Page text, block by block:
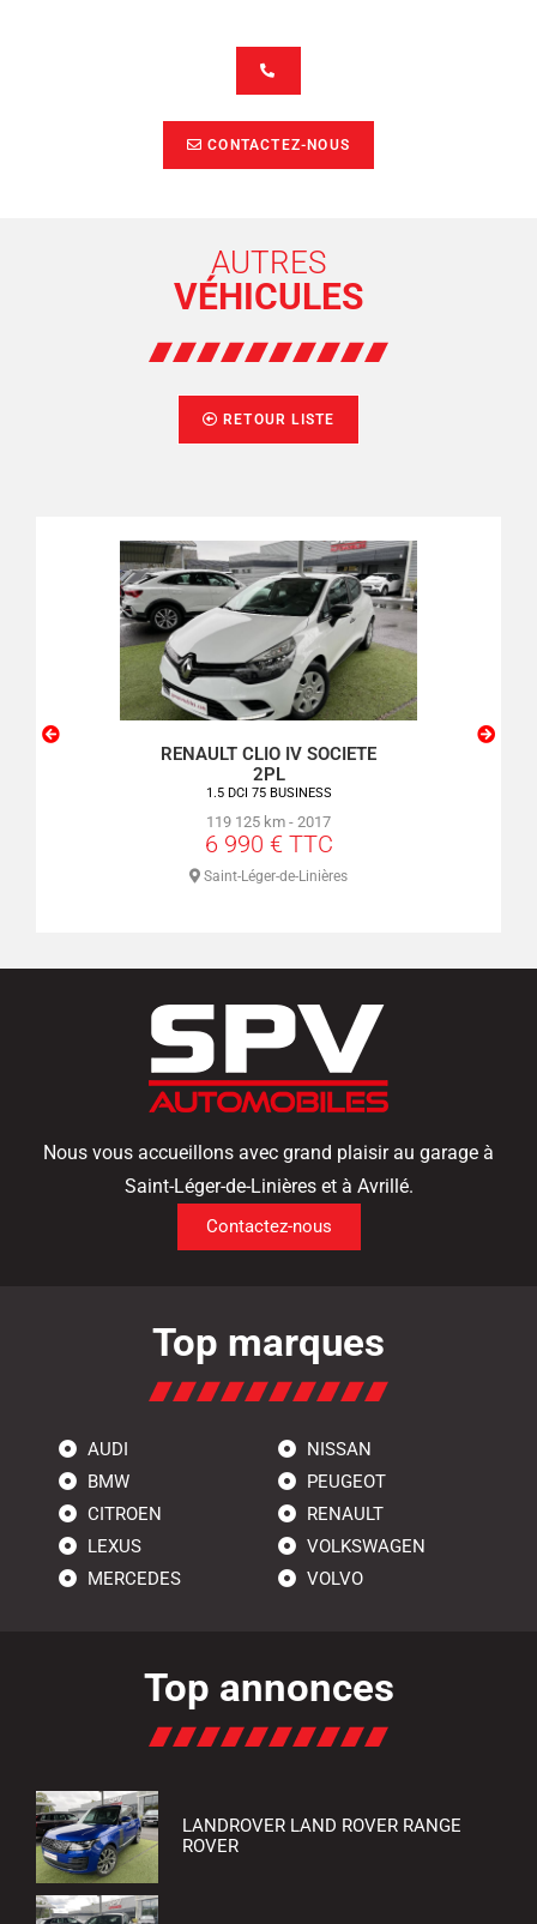
CONTACTEZ-NOUS
AUTRES
VÉHICULES
RETOUR LISTE
RENAULT CLIO IV SOCIETE
2PL
1.5 DCI 75 BUSINESS
119 125 km - 2017
6 990 € TTC
Saint-Léger-de-Linières
Nous vous accueillons avec grand plaisir au garage à
Saint-Léger-de-Linières et à Avrillé.
Contactez-nous
Top marques
AUDI
BMW
CITROEN
LEXUS
MERCEDES
NISSAN
PEUGEOT
RENAULT
VOLKSWAGEN
VOLVO
Top annonces
LANDROVER LAND ROVER RANGE
ROVER